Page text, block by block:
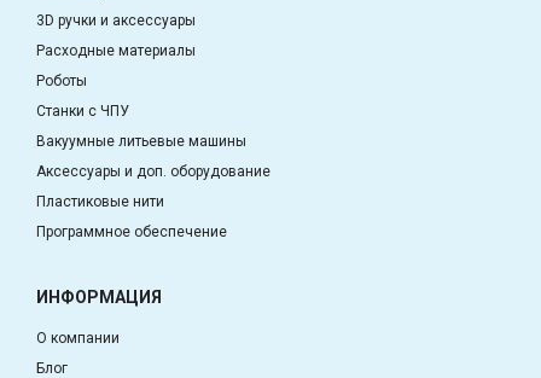
3D ручки и аксессуары
Расходные материалы
Роботы
Станки с ЧПУ
Вакуумные литьевые машины
Аксессуары и доп. оборудование
Пластиковые нити
Программное обеспечение
ИНФОРМАЦИЯ
О компании
Блог